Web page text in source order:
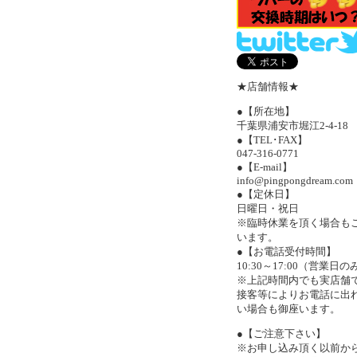
★店舗情報★
●【所在地】
千葉県浦安市堀江2-4-18
●【TEL･FAX】
047-316-0771
●【E-mail】
info@pingpongdream.com
●【定休日】
日曜日・祝日
※臨時休業を頂く場合も
います。
●【お電話受付時間】
10:30～17:00（営業日のみ
※上記時間内でも実店舗
接客等によりお電話に出
い場合も御座います。
●【ご注意下さい】
※お申し込み頂く以前か